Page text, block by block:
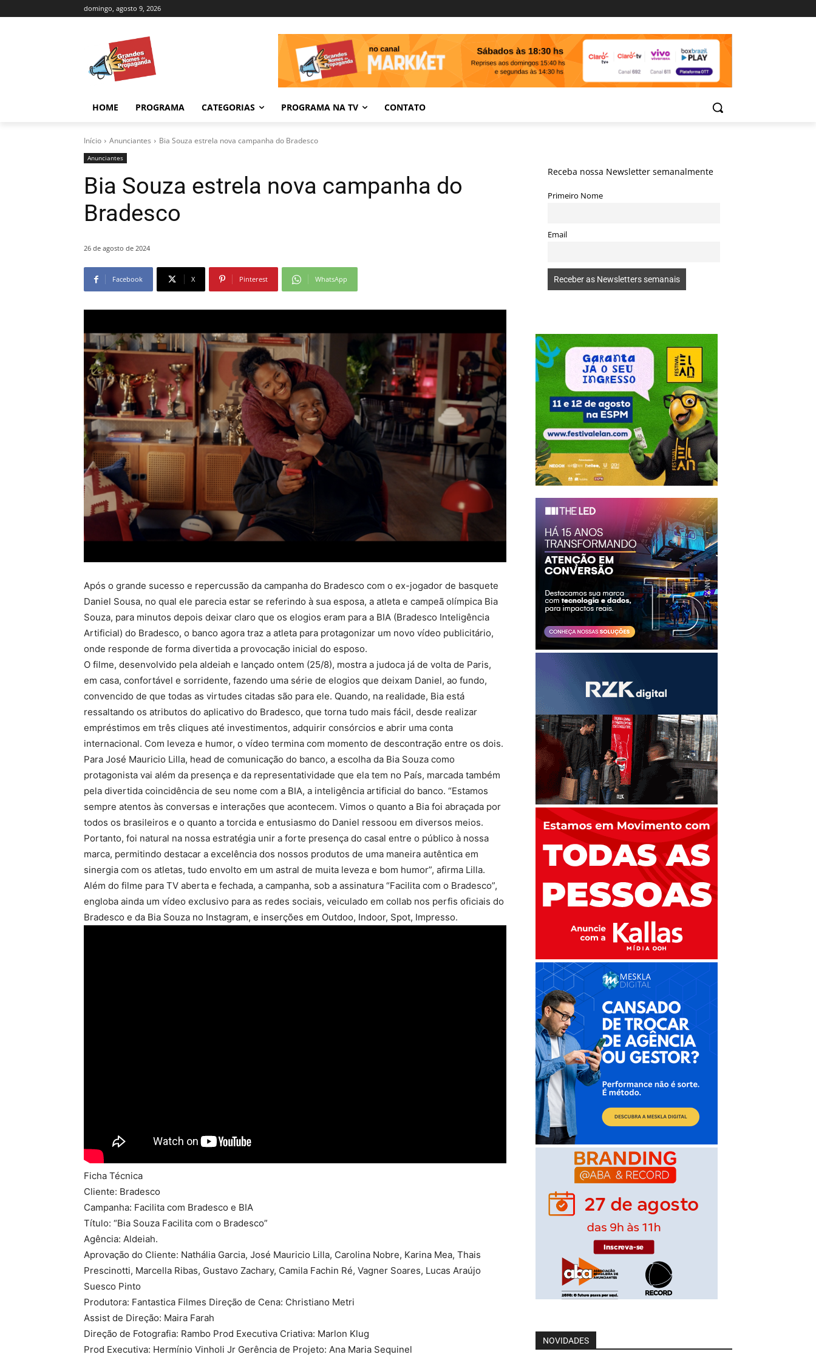
domingo, agosto 9, 2026
HOME PROGRAMA CATEGORIAS PROGRAMA NA TV CONTATO
Início Anunciantes Bia Souza estrela nova campanha do Bradesco
Anunciantes
Bia Souza estrela nova campanha do
Bradesco
26 de agosto de 2024
Facebook X Pinterest WhatsApp
Após o grande sucesso e repercussão da campanha do Bradesco com o ex-jogador de basquete
Daniel Sousa, no qual ele parecia estar se referindo à sua esposa, a atleta e campeã olímpica Bia
Souza, para minutos depois deixar claro que os elogios eram para a BIA (Bradesco Inteligência
Artificial) do Bradesco, o banco agora traz a atleta para protagonizar um novo vídeo publicitário,
onde responde de forma divertida a provocação inicial do esposo.
O filme, desenvolvido pela aldeiah e lançado ontem (25/8), mostra a judoca já de volta de Paris,
em casa, confortável e sorridente, fazendo uma série de elogios que deixam Daniel, ao fundo,
convencido de que todas as virtudes citadas são para ele. Quando, na realidade, Bia está
ressaltando os atributos do aplicativo do Bradesco, que torna tudo mais fácil, desde realizar
empréstimos em três cliques até investimentos, adquirir consórcios e abrir uma conta
internacional. Com leveza e humor, o vídeo termina com momento de descontração entre os dois.
Para José Mauricio Lilla, head de comunicação do banco, a escolha da Bia Souza como
protagonista vai além da presença e da representatividade que ela tem no País, marcada também
pela divertida coincidência de seu nome com a BIA, a inteligência artificial do banco. “Estamos
sempre atentos às conversas e interações que acontecem. Vimos o quanto a Bia foi abraçada por
todos os brasileiros e o quanto a torcida e entusiasmo do Daniel ressoou em diversos meios.
Portanto, foi natural na nossa estratégia unir a forte presença do casal entre o público à nossa
marca, permitindo destacar a excelência dos nossos produtos de uma maneira autêntica em
sinergia com os atletas, tudo envolto em um astral de muita leveza e bom humor”, afirma Lilla.
Além do filme para TV aberta e fechada, a campanha, sob a assinatura “Facilita com o Bradesco”,
engloba ainda um vídeo exclusivo para as redes sociais, veiculado em collab nos perfis oficiais do
Bradesco e da Bia Souza no Instagram, e inserções em Outdoo, Indoor, Spot, Impresso.
Ficha Técnica
Cliente: Bradesco
Campanha: Facilita com Bradesco e BIA
Título: “Bia Souza Facilita com o Bradesco”
Agência: Aldeiah.
Aprovação do Cliente: Nathália Garcia, José Mauricio Lilla, Carolina Nobre, Karina Mea, Thais
Prescinotti, Marcella Ribas, Gustavo Zachary, Camila Fachin Ré, Vagner Soares, Lucas Araújo
Suesco Pinto
Produtora: Fantastica Filmes Direção de Cena: Christiano Metri
Assist de Direção: Maira Farah
Direção de Fotografia: Rambo Prod Executiva Criativa: Marlon Klug
Prod Executiva: Hermínio Vinholi Jr Gerência de Projeto: Ana Maria Sequinel
Receba nossa Newsletter semanalmente
Primeiro Nome
Email
NOVIDADES